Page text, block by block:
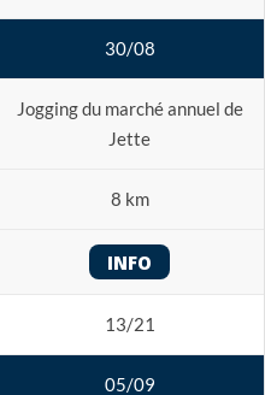
30/08
Jogging du marché annuel de
Jette
8 km
INFO
13/21
05/09